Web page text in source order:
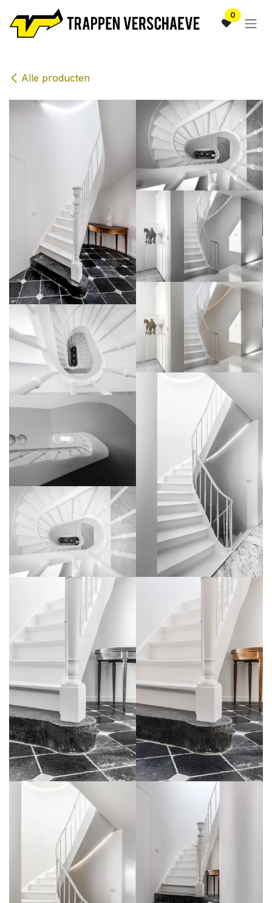
Overslaan naar inhoud
0
Alle producten